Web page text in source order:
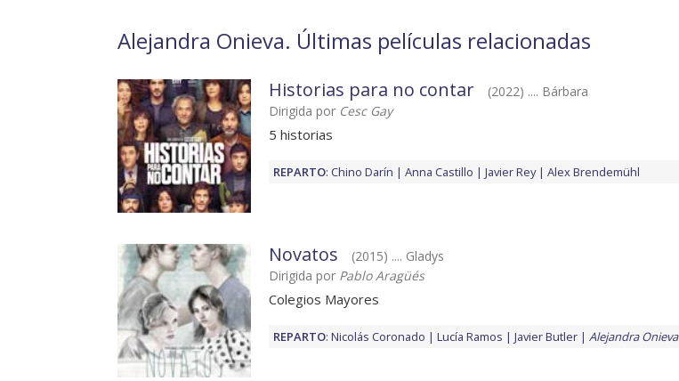
Alejandra Onieva. Últimas películas relacionadas
Historias para no contar
(2022) .... Bárbara
Dirigida por Cesc Gay
5 historias
REPARTO: Chino Darín Anna Castillo Javier Rey Alex Brendemühl
Novatos
(2015) .... Gladys
Dirigida por Pablo Aragüés
Colegios Mayores
REPARTO: Nicolás Coronado Lucía Ramos Javier Butler Alejandra Onieva